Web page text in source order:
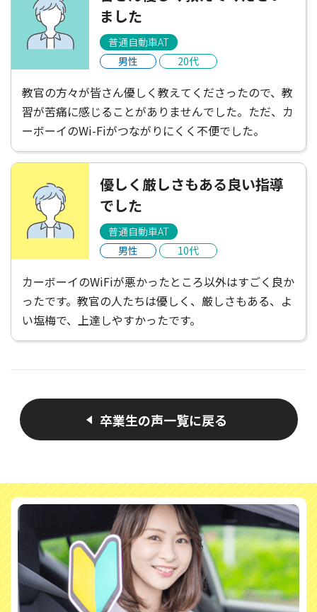
ました
普通自動車AT
男性
20代
教官の方々が皆さん優しく教えてくださったので、教
習が苦痛に感じることがありませんでした。ただ、カ
ーボーイのWi-Fiがつながりにくく不便でした。
優しく厳しさもある良い指導
でした
普通自動車AT
男性
10代
カーボーイのWiFiが悪かったところ以外はすごく良か
ったです。教官の人たちは優しく、厳しさもある、よ
い塩梅で、上達しやすかったです。
卒業生の声一覧に戻る